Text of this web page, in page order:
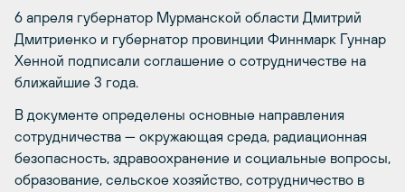
6 апреля губернатор Мурманской области Дмитрий
Дмитриенко и губернатор провинции Финнмарк Гуннар
Хенной подписали соглашение о сотрудничестве на
ближайшие 3 года.
В документе определены основные направления
сотрудничества — окружающая среда, радиационная
безопасность, здравоохранение и социальные вопросы,
образование, сельское хозяйство, сотрудничество в